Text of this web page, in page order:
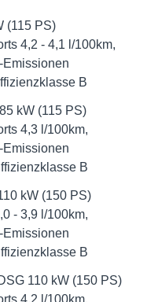
(115 PS)
4,2 - 4,1 l/100km,
Emissionen
B
kW (115 PS)
4,3 l/100km,
Emissionen
B
kW (150 PS)
- 3,9 l/100km,
Emissionen
B
110 kW (150 PS)